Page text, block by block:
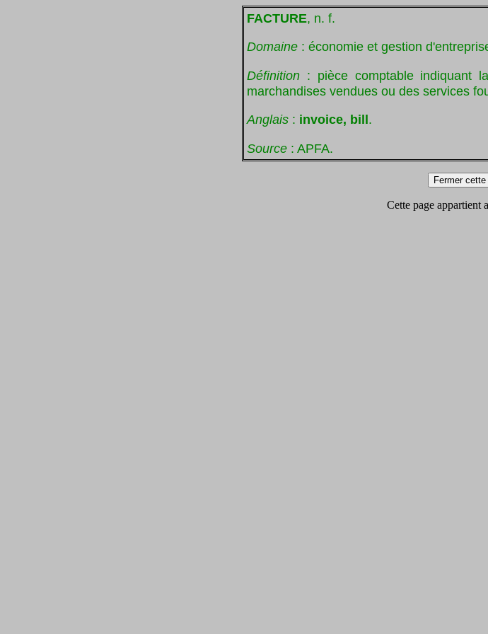
FACTURE, n. f.
Domaine : économie et gestion
Définition : pièce comptable indiquant
marchandises vendues ou des services
Anglais : invoice, bill.
Source : APFA.
Cette page appartient